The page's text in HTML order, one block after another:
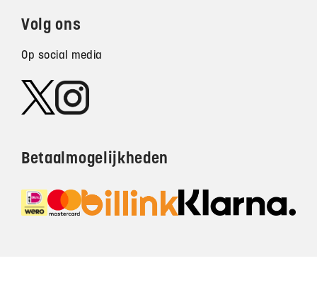
Volg ons
Op social media
Betaalmogelijkheden